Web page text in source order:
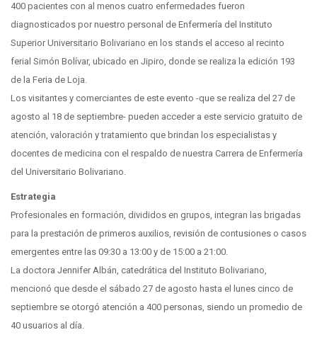
400 pacientes con al menos cuatro enfermedades fueron
diagnosticados por nuestro personal de Enfermería del Instituto
Superior Universitario Bolivariano en los stands el acceso al recinto
ferial Simón Bolívar, ubicado en Jipiro, donde se realiza la edición 193
de la Feria de Loja.
Los visitantes y comerciantes de este evento -que se realiza del 27 de
agosto al 18 de septiembre- pueden acceder a este servicio gratuito de
atención, valoración y tratamiento que brindan los especialistas y
docentes de medicina con el respaldo de nuestra Carrera de Enfermería
del Universitario Bolivariano.
Estrategia
Profesionales en formación, divididos en grupos, integran las brigadas
para la prestación de primeros auxilios, revisión de contusiones o casos
emergentes entre las 09:30 a 13:00 y de 15:00 a 21:00.
La doctora Jennifer Albán, catedrática del Instituto Bolivariano,
mencionó que desde el sábado 27 de agosto hasta el lunes cinco de
septiembre se otorgó atención a 400 personas, siendo un promedio de
40 usuarios al día.